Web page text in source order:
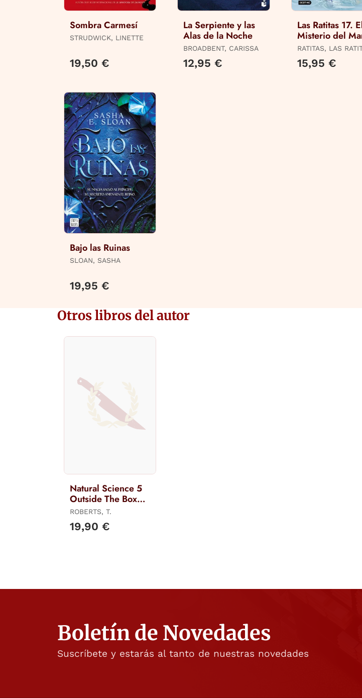
Sombra Carmesí
STRUDWICK, LINETTE
19,50 €
La Serpiente y las
Alas de la Noche
BROADBENT, CARISSA
12,95 €
Las Ratitas 17.
Misterio del
RATITAS, LAS
15,95 €
Bajo las Ruinas
SLOAN, SASHA
19,95 €
Otros libros del autor
Natural Science 5
Outside The Box
Ab
ROBERTS, T.
19,90 €
Boletín de Novedades
Suscríbete y estarás al tanto de nuestras novedades